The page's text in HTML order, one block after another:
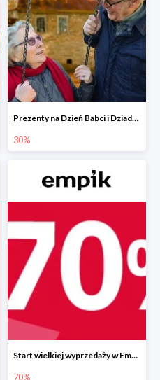
Prezenty na Dzień Babci i Dziadka w Empiku do -30%
30%
Start wielkiej wyprzedaży w Empiku do -70%
70%